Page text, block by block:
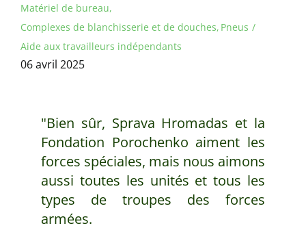
Matériel de bureau
Complexes de blanchisserie et de douches Pneus
Aide aux travailleurs indépendants
06 avril 2025
"Bien sûr, Sprava Hromadas et la
Fondation Porochenko aiment les
forces spéciales, mais nous aimons
aussi toutes les unités et tous les
types de troupes des forces
armées.